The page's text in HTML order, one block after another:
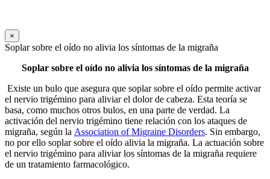
×
Soplar sobre el oído no alivia los síntomas de la migraña
Soplar sobre el oído no alivia los síntomas de la migraña
Existe un bulo que asegura que soplar sobre el oído permite activar
el nervio trigémino para aliviar el dolor de cabeza. Esta teoría se
basa, como muchos otros bulos, en una parte de verdad. La
activación del nervio trigémino tiene relación con los ataques de
migraña, según la Association of Migraine Disorders. Sin embargo,
no por ello soplar sobre el oído alivia la migraña. La actuación sobre
el nervio trigémino para aliviar los síntomas de la migraña requiere
de un tratamiento farmacológico.